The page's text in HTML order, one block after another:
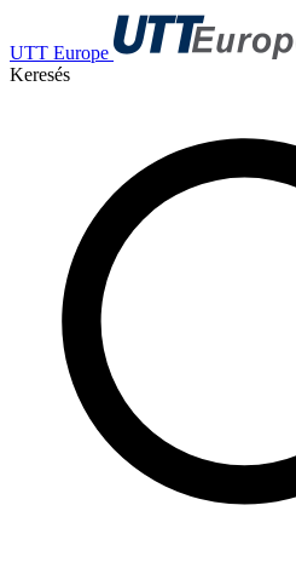
UTT Europe
Keresés